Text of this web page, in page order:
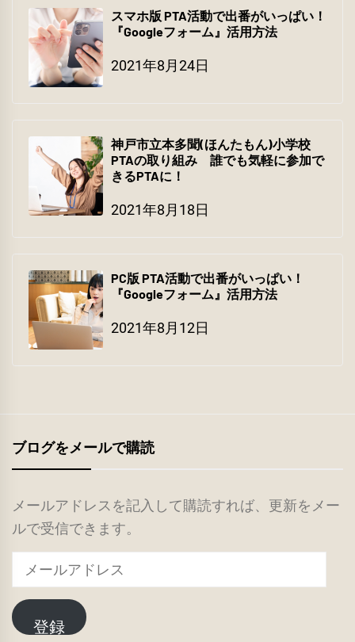
スマホ版 PTA活動で出番がいっぱい！
『Googleフォーム』活用方法
2021年8月24日
神戸市立本多聞(ほんたもん)小学校
PTAの取り組み 誰でも気軽に参加で
きるPTAに！
2021年8月18日
PC版 PTA活動で出番がいっぱい！
『Googleフォーム』活用方法
2021年8月12日
ブログをメールで購読
メールアドレスを記入して購読すれば、更新をメー
ルで受信できます。
ー
ル
ア 登録